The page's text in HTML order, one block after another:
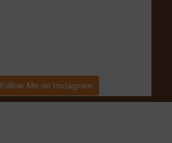
Follow Me on Instagram